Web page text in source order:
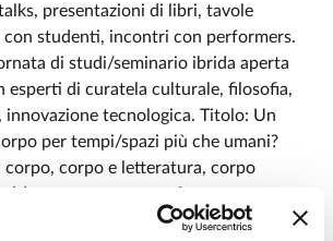
presentazioni di libri, tavole
studenti, incontri con performers.
di studi/seminario ibrida aperta
esperti di curatela culturale, filosofia,
innovazione tecnologica. Titolo: Un
per tempi/spazi più che umani?
corpo, corpo e letteratura, corpo
2025).